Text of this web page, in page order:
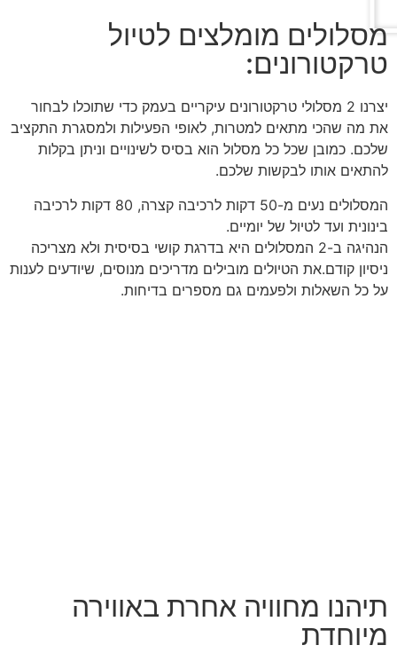
מסלולים מומלצים לטיול
טרקטורונים:
יצרנו 2 מסלולי טרקטורונים עיקריים בעמק כדי שתוכלו לבחור
את מה שהכי מתאים למטרות, לאופי הפעילות ולמסגרת התקציב
שלכם. כמובן שכל כל מסלול הוא בסיס לשינויים וניתן בקלות
להתאים אותו לבקשות שלכם.
המסלולים נעים מ-50 דקות לרכיבה קצרה, 80 דקות לרכיבה
בינונית ועד לטיול של יומיים.
הנהיגה ב-2 המסלולים היא בדרגת קושי בסיסית ולא מצריכה
ניסיון קודם.את הטיולים מובילים מדריכים מנוסים, שיודעים לענות
על כל השאלות ולפעמים גם מספרים בדיחות.
תיהנו מחוויה אחרת באווירה
מיוחדת